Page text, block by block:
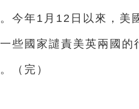
今年1月12日以來，美
些國家譴責美英兩國
（完）